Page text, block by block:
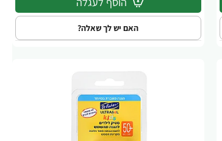
האם יש לך שאלה?